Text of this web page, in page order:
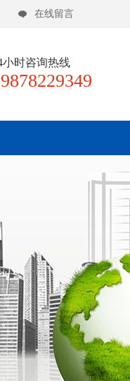
在线留言
小时咨询热线